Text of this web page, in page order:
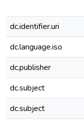
dc.identifier.uri
dc.language.iso
dc.publisher
dc.subject
dc.subject